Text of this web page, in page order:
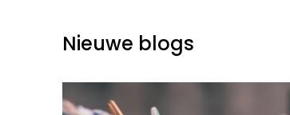
Nieuwe blogs